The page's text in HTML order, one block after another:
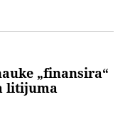
„finansira“
litijuma